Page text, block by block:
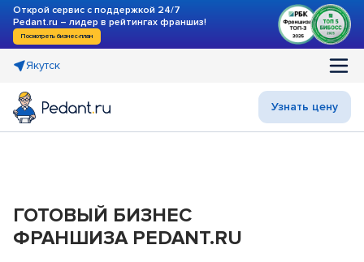
Открой сервис с поддержкой 24/7
Pedant.ru – лидер в рейтингах франшиз!
Посмотреть бизнес-план
Якутск
Узнать цену
ГОТОВЫЙ БИЗНЕС
ФРАНШИЗА PEDANT.RU